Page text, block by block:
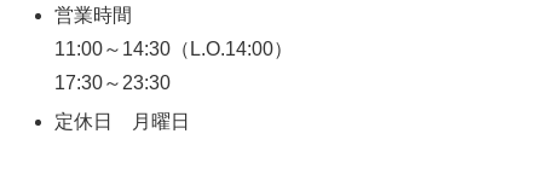
営業時間
11:00～14:30（L.O.14:00）
17:30～23:30
定休日 月曜日